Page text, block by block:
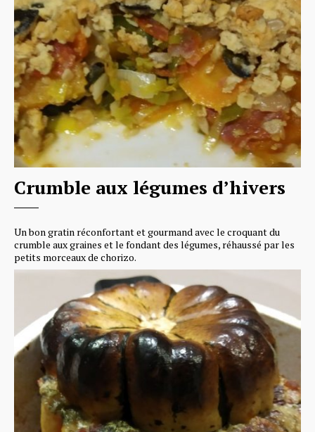
Crumble aux légumes d’hivers
Un bon gratin réconfortant et gourmand avec le croquant du
crumble aux graines et le fondant des légumes, réhaussé par les
petits morceaux de chorizo.